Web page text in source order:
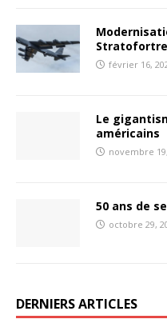
février 16,
Le
américains
novembre
50 ans de
octobre 29,
DERNIERS ARTICLES